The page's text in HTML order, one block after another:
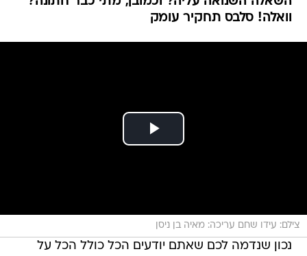
וואלה! סלבס תחקיר עומק
צילם: עידו שחם עריכה: מאיה בן ניסן
נכון שנדמה לכם שאתם יודעים הכל כולל הכל על